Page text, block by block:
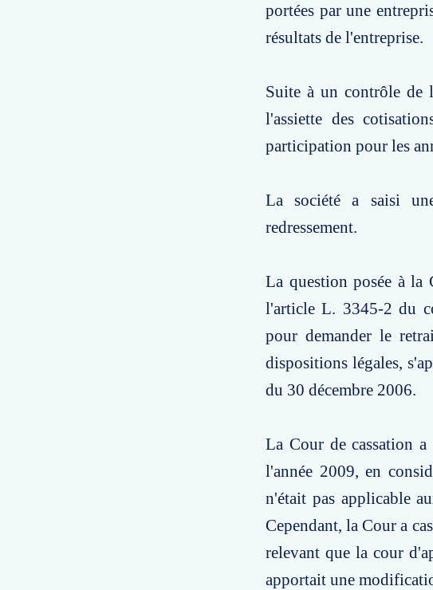
portées par une
résultats de l'entreprise.
Suite à un contrôle de
l'assiette des
participation pour les
La société a saisi
redressement.
La question posée à la
l'article L. 3345-2 du
pour demander le
dispositions légales,
du 30 décembre 2006.
La Cour de cassation
l'année 2009, en
n'était pas applicable
Cependant, la Cour a
relevant que la cour
apportait une